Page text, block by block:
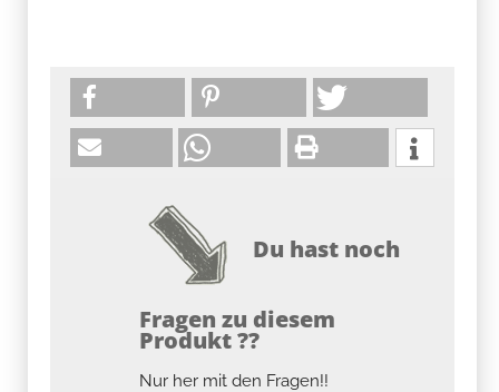
Du hast noch
Fragen zu diesem
Produkt ??
Nur her mit den Fragen!!